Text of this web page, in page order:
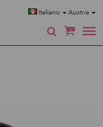
Italiano Austria
0